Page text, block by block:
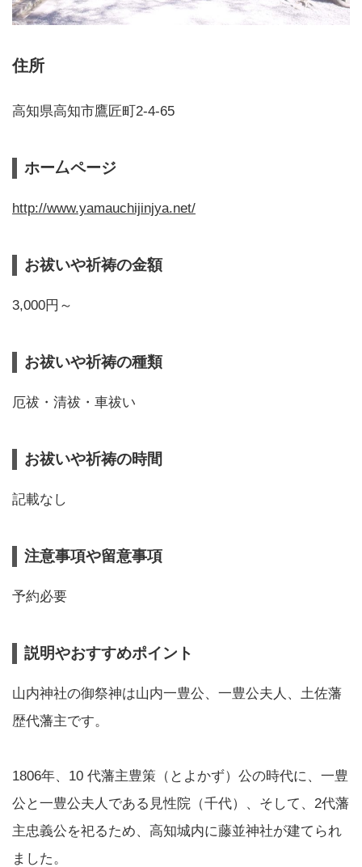
住所
高知県高知市鷹匠町2-4-65
ホー厶ページ
http://www.yamauchijinjya.net/
お祓いや祈祷の金額
3,000円～
お祓いや祈祷の種類
厄祓・清祓・車祓い
お祓いや祈祷の時間
記載なし
注意事項や留意事項
予約必要
説明やおすすめポイント
山内神社の御祭神は山内一豊公、一豊公夫人、土佐藩
歴代藩主です。
1806年、10 代藩主豊策（とよかず）公の時代に、一豊
公と一豊公夫人である見性院（千代）、そして、2代藩
主忠義公を祀るため、高知城内に藤並神社が建てられ
ました。